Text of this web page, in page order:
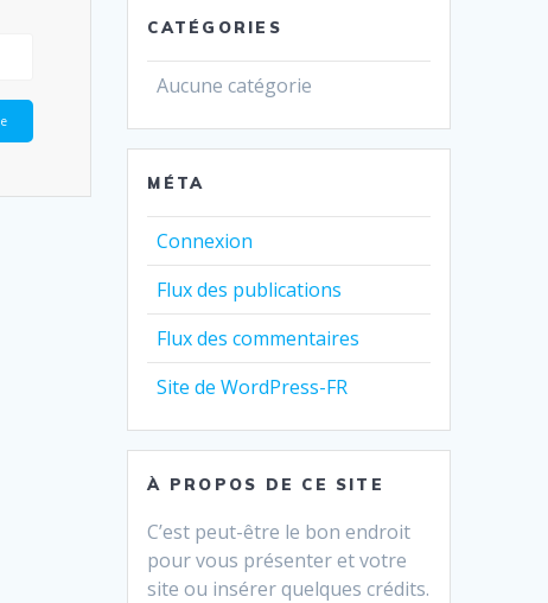
CATÉGORIES
Aucune catégorie
MÉTA
Connexion
Flux des publications
Flux des commentaires
Site de WordPress-FR
À PROPOS DE CE SITE
C’est peut-être le bon endroit
pour vous présenter et votre
site ou insérer quelques crédits.